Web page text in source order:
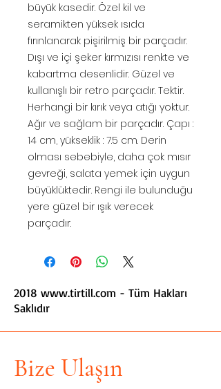
büyük kasedir. Özel kil ve
seramikten yüksek ısıda
fırınlanarak pişirilmiş bir parçadır.
Dışı ve içi şeker kırmızısı renkte ve
kabartma desenlidir. Güzel ve
kullanışlı bir retro parçadır. Tektir.
Herhangi bir kırık veya atığı yoktur.
Ağır ve sağlam bir parçadır. Çapı :
14 cm, yükseklik : 7.5 cm. Derin
olması sebebiyle, daha çok mısır
gevreği, salata yemek için uygun
büyüklüktedir. Rengi ile bulunduğu
yere güzel bir ışık verecek
parçadır.
2018 www.tirtill.com - Tüm Hakları
Saklıdır
Bize Ulaşın